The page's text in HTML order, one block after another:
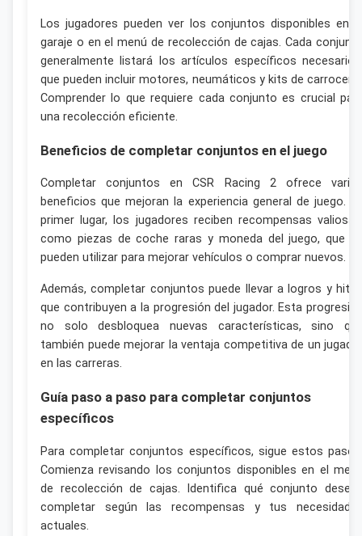
Los jugadores pueden ver los conjuntos disponibles en
garaje o en el menú de recolección de cajas. Cada
generalmente listará los artículos específicos
que pueden incluir motores, neumáticos y kits de
Comprender lo que requiere cada conjunto es crucial
una recolección eficiente.
Beneficios de completar conjuntos en el juego
Completar conjuntos en CSR Racing 2 ofrece
beneficios que mejoran la experiencia general de juego.
primer lugar, los jugadores reciben recompensas
como piezas de coche raras y moneda del juego, que
pueden utilizar para mejorar vehículos o comprar nuevos.
Además, completar conjuntos puede llevar a logros y
que contribuyen a la progresión del jugador. Esta
no solo desbloquea nuevas características, sino
también puede mejorar la ventaja competitiva de un
en las carreras.
Guía paso a paso para completar conjuntos
específicos
Para completar conjuntos específicos, sigue estos
Comienza revisando los conjuntos disponibles en el
de recolección de cajas. Identifica qué conjunto
completar según las recompensas y tus
actuales.